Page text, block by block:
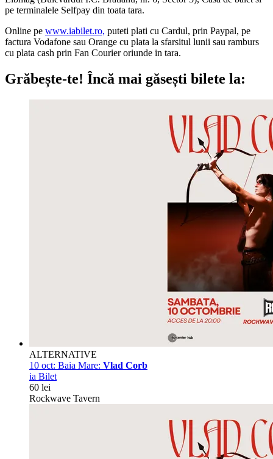
pe terminalele Selfpay din toata tara.
Online pe www.iabilet.ro, puteti plati cu Cardul, prin Paypal, pe
factura Vodafone sau Orange cu plata la sfarsitul lunii sau ramburs
cu plata cash prin Fan Courier oriunde in tara.
Grăbește-te! Încă mai găsești bilete la:
ALTERNATIVE
10 oct: Baia Mare: Vlad Corb
ia Bilet
60 lei
Rockwave Tavern